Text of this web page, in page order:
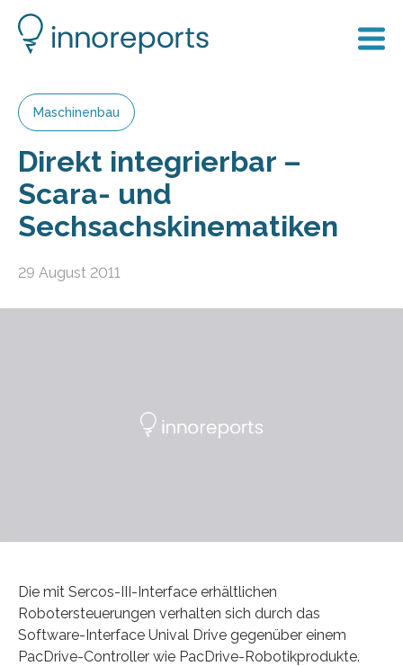
Maschinenbau
Direkt integrierbar –
Scara- und
Sechsachskinematiken
29 August 2011
Die mit Sercos-III-Interface erhältlichen
Robotersteuerungen verhalten sich durch das
Software-Interface Unival Drive gegenüber einem
PacDrive-Controller wie PacDrive-Robotikprodukte.